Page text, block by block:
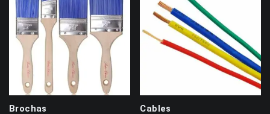
Brochas Cables